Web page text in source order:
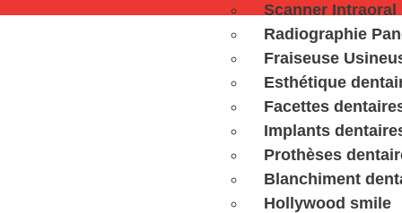
Scanner Intraoral
Radiographie
Fraiseuse
Esthétique
Facettes
Implants
Prothèses
Blanchiment
Hollywood smile